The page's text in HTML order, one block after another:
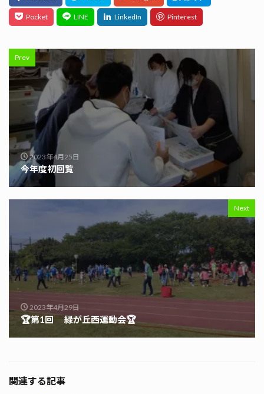
Prev
2023年4月25日
今年度初回覧
Next
2023年4月29日
🏆第1回 緑が丘西運動会🏆
関連する記事